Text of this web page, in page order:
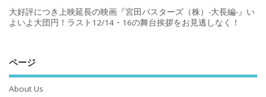
大好評につき上映延長の映画『宮田バスターズ（株）-大長編-』い
よいよ大団円！ラスト12/14・16の舞台挨拶をお見逃しなく！
ページ
About Us